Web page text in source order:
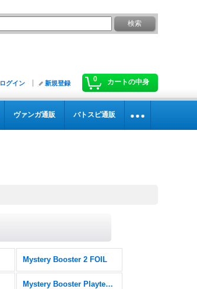
0 カートの中身
ログイン 新規登録
ヴァンガ通販 バトスピ通販
Mystery Booster 2 FOIL
Mystery Booster Playtest Cards